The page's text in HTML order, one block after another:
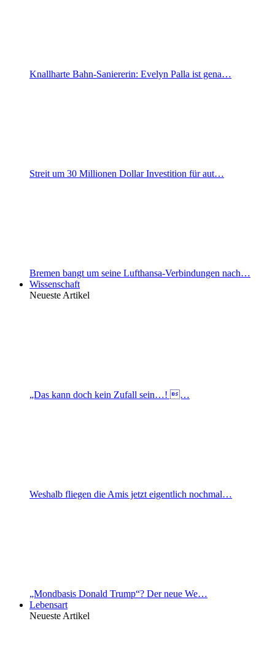
Knallharte Bahn-Saniererin: Evelyn Palla ist gena…
Streit um 30 Millionen Dollar Investition für aut…
Bremen bangt um seine Lufthansa-Verbindungen nach…
Wissenschaft
Neueste Artikel
„Das kann doch kein Zufall sein…! …
Weshalb fliegen die Amis jetzt eigentlich nochmal…
„Mondbasis Donald Trump“? Der neue We…
Lebensart
Neueste Artikel